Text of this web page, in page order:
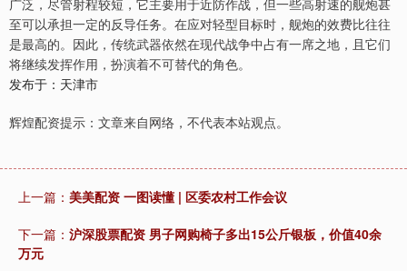
广泛，尽管射程较短，它主要用于近防作战，但一些高射速的舰炮甚
至可以承担一定的反导任务。在应对轻型目标时，舰炮的效费比往往
是最高的。因此，传统武器依然在现代战争中占有一席之地，且它们
将继续发挥作用，扮演着不可替代的角色。
发布于：天津市
辉煌配资提示：文章来自网络，不代表本站观点。
上一篇： 美美配资 一图读懂 | 区委农村工作会议
下一篇： 沪深股票配资 男子网购椅子多出15公斤银板，价值40余
万元